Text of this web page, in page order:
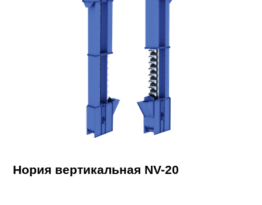
Нория вертикальная NV-20